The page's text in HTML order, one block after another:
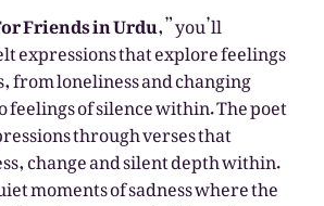
Friends in Urdu,” you’ll
expressions that explore feelings
from loneliness and changing
of silence within. The poet
through verses that
change and silent depth within.
moments of sadness where the